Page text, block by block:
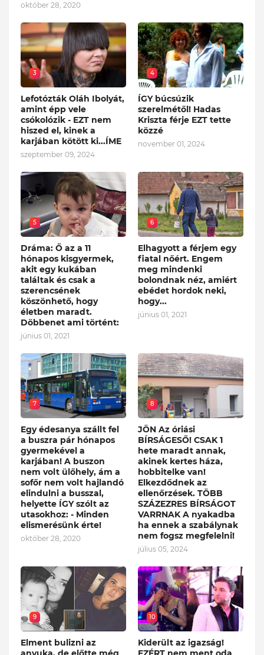
október 28, 2020
3
Lefotózták Oláh Ibolyát,
amint épp vele
csókolózik - EZT nem
hiszed el, kinek a
karjában kötött ki...ÍME
szeptember 09, 2024
4
ÍGY búcsúzik
szerelmétől! Hadas
Kriszta férje EZT tette
közzé
november 01, 2024
5
Dráma: Ő az a 11
hónapos kisgyermek,
akit egy kukában
találtak és csak a
szerencsének
köszönhető, hogy
életben maradt.
Döbbenet ami történt:
június 01, 2021
6
Elhagyott a férjem egy
fiatal nőért. Engem
meg mindenki
bolondnak néz, amiért
ebédet hordok neki,
hogy...
június 01, 2021
7
Egy édesanya szállt fel
a buszra pár hónapos
gyermekével a
karjában! A buszon
nem volt ülőhely, ám a
sofőr nem volt hajlandó
elindulni a busszal,
helyette ÍGY szólt az
utasokhoz: - Minden
elismerésünk érte!
október 28, 2020
8
JÖN Az óriási
BÍRSÁGESŐ! CSAK 1
hete maradt annak,
akinek kertes háza,
hobbitelke van!
Elkezdődnek az
ellenőrzések. TÖBB
SZÁZEZRES BÍRSÁGOT
VARRNAK A nyakadba
ha ennek a szabálynak
nem fogsz megfelelni!
július 05, 2024
9
Elment bulizni az
10
Kiderült az igazság!